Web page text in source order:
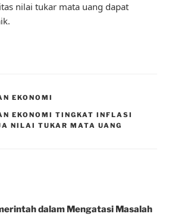
nilai tukar mata uang dapat
EKONOMI
EKONOMI TINGKAT INFLASI
NILAI TUKAR MATA UANG
dalam Mengatasi Masalah